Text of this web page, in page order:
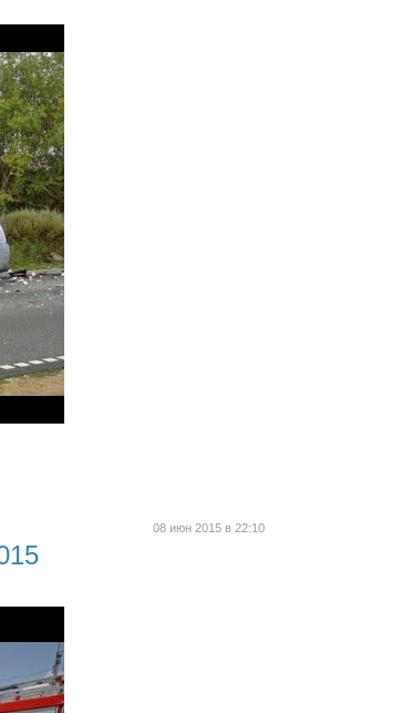
08 июн 2015 в 22:10